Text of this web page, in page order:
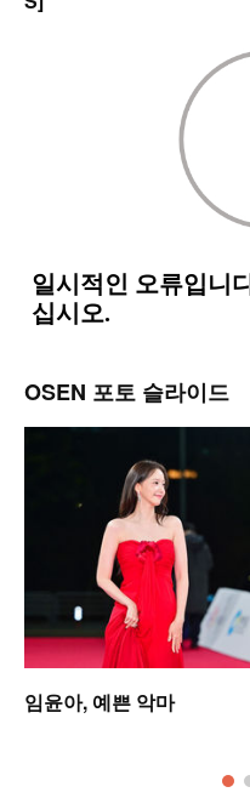
OSEN 포토 슬라이드
임윤아, 예쁜 악마